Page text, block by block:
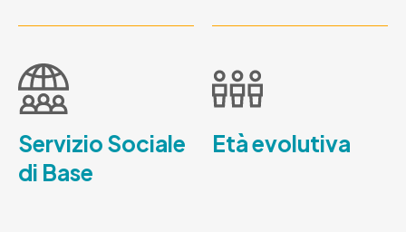
Servizio Sociale
di Base
Età evolutiva